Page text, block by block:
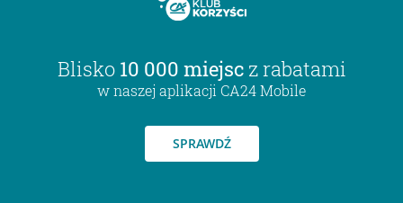
Blisko 10 000 miejsc z rabatami
w naszej aplikacji CA24 Mobile
SPRAWDŹ